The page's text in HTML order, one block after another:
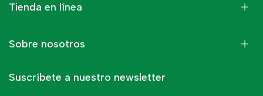
Tienda en línea
Sobre nosotros
Suscríbete a nuestro newsletter